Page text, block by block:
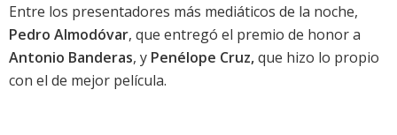
Entre los presentadores más mediáticos de la noche,
Pedro Almodóvar, que entregó el premio de honor a
Antonio Banderas, y Penélope Cruz,que hizo lo propio
con el de mejor película.